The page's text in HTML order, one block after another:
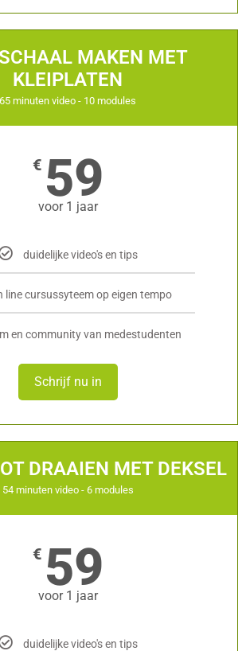
MAKEN MET
KLEIPLATEN
65 minuten video - 10 modules
€ 59
voor 1 jaar
duidelijke video's en tips
line cursussyteem op eigen tempo
en community van medestudenten
Schrijf nu in
DRAAIEN MET DEKSEL
54 minuten video - 6 modules
€ 59
voor 1 jaar
duidelijke video's en tips